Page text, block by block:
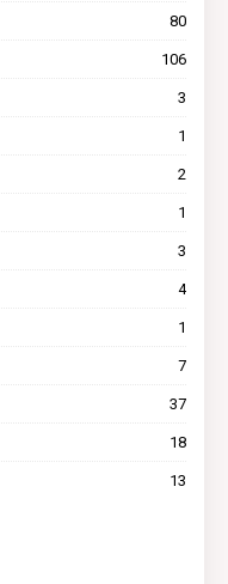
80
106
3
1
2
1
3
4
1
7
37
18
13